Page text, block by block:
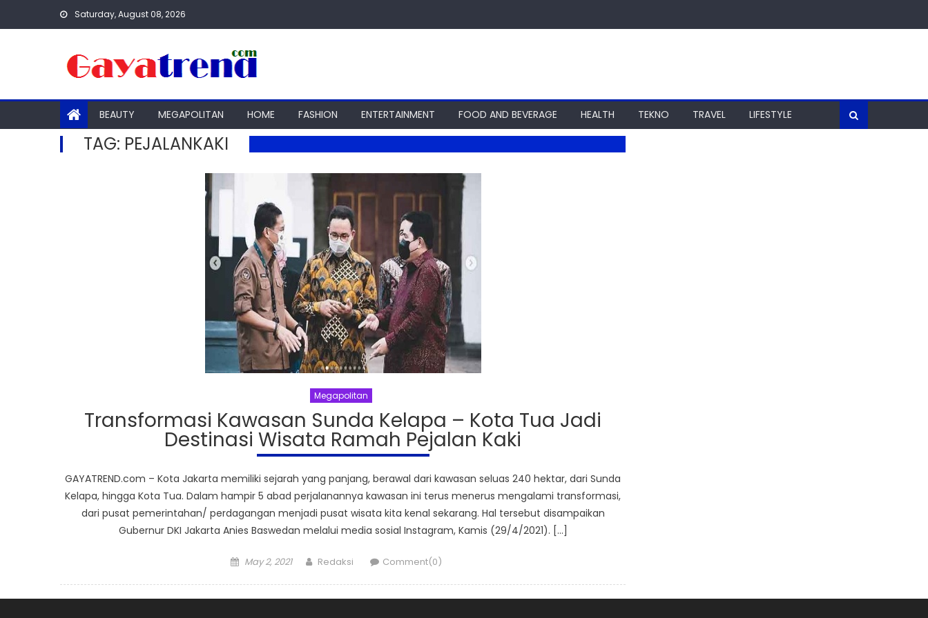
Saturday, August 08, 2026
BEAUTY MEGAPOLITAN HOME FASHION ENTERTAINMENT FOOD AND BEVERAGE HEALTH TEKNO TRAVEL LIFESTYLE
TAG: PEJALANKAKI
Megapolitan
Transformasi Kawasan Sunda Kelapa – Kota Tua Jadi
Destinasi Wisata Ramah Pejalan Kaki
GAYATREND.com – Kota Jakarta memiliki sejarah yang panjang, berawal dari kawasan seluas 240 hektar, dari Sunda
Kelapa, hingga Kota Tua. Dalam hampir 5 abad perjalanannya kawasan ini terus menerus mengalami transformasi,
dari pusat pemerintahan/ perdagangan menjadi pusat wisata kita kenal sekarang. Hal tersebut disampaikan
Gubernur DKI Jakarta Anies Baswedan melalui media sosial Instagram, Kamis (29/4/2021). […]
Posted
May 2, 2021 Author
Redaksi Comment(0)